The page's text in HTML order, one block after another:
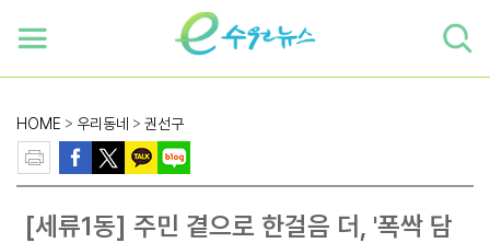
HOME > 우리동네 > 권선구
[세류1동] 주민 곁으로 한걸음 더, '폭싹 담